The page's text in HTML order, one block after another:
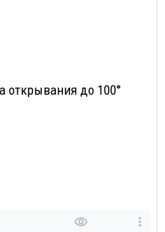
открывания до 100°